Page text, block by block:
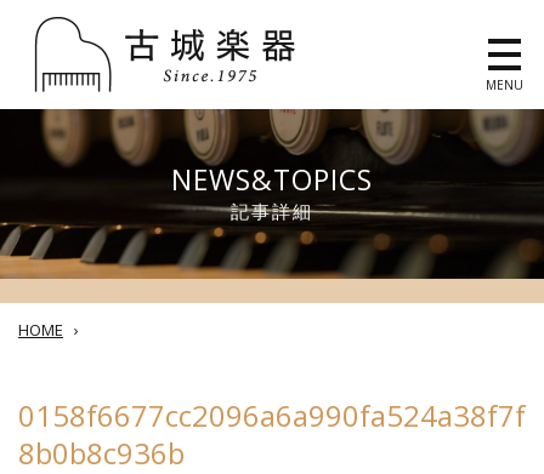
MENU
NEWS&TOPICS
記事詳細
HOME ›
0158f6677cc2096a6a990fa524a38f7f
8b0b8c936b